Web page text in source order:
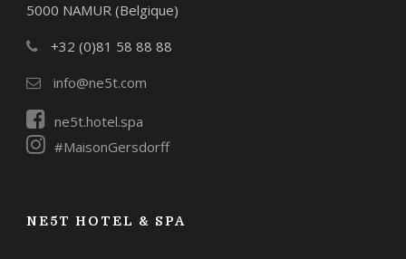
5000 NAMUR (Belgique)
+32 (0)81 58 88 88
info@ne5t.com
ne5t.hotel.spa
#MaisonGersdorff
NE5T HOTEL & SPA